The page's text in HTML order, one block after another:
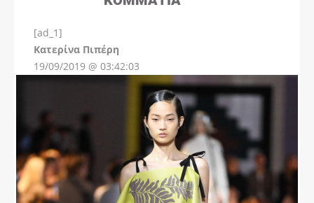
[ad_1]
Kατερίνα Πιπέρη
19/09/2019 @ 03:42:03